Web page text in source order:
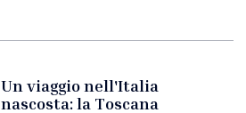
Un viaggio nell'Italia
nascosta: la Toscana